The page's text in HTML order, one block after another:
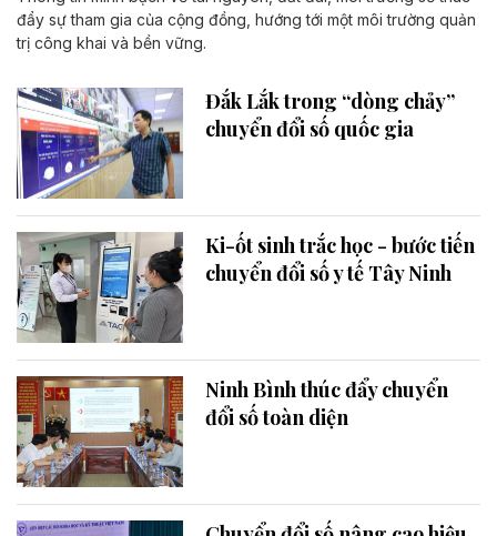
đẩy sự tham gia của cộng đồng, hướng tới một môi trường quản
trị công khai và bền vững.
Đắk Lắk trong “dòng chảy”
chuyển đổi số quốc gia
Ki-ốt sinh trắc học - bước tiến
chuyển đổi số y tế Tây Ninh
Ninh Bình thúc đẩy chuyển
đổi số toàn diện